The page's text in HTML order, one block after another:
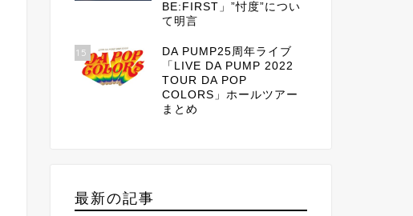
BE:FIRST」”忖度”につい
て明言
15
DA PUMP25周年ライブ
「LIVE DA PUMP 2022
TOUR DA POP
COLORS」ホールツアー
まとめ
最新の記事